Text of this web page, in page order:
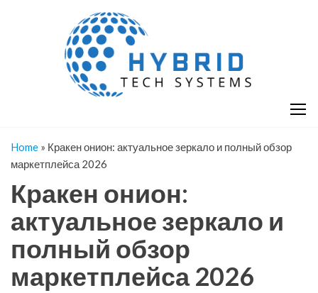
Home » Кракен онион: актуальное зеркало и полный обзор
маркетплейса 2026
Кракен онион:
актуальное зеркало и
полный обзор
маркетплейса 2026